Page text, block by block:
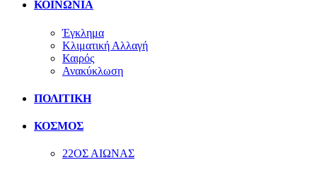
ΚΟΙΝΩΝΙΑ
Έγκλημα
Κλιματική Αλλαγή
Καιρός
Ανακύκλωση
ΠΟΛΙΤΙΚΗ
ΚΟΣΜΟΣ
22ΟΣ ΑΙΩΝΑΣ